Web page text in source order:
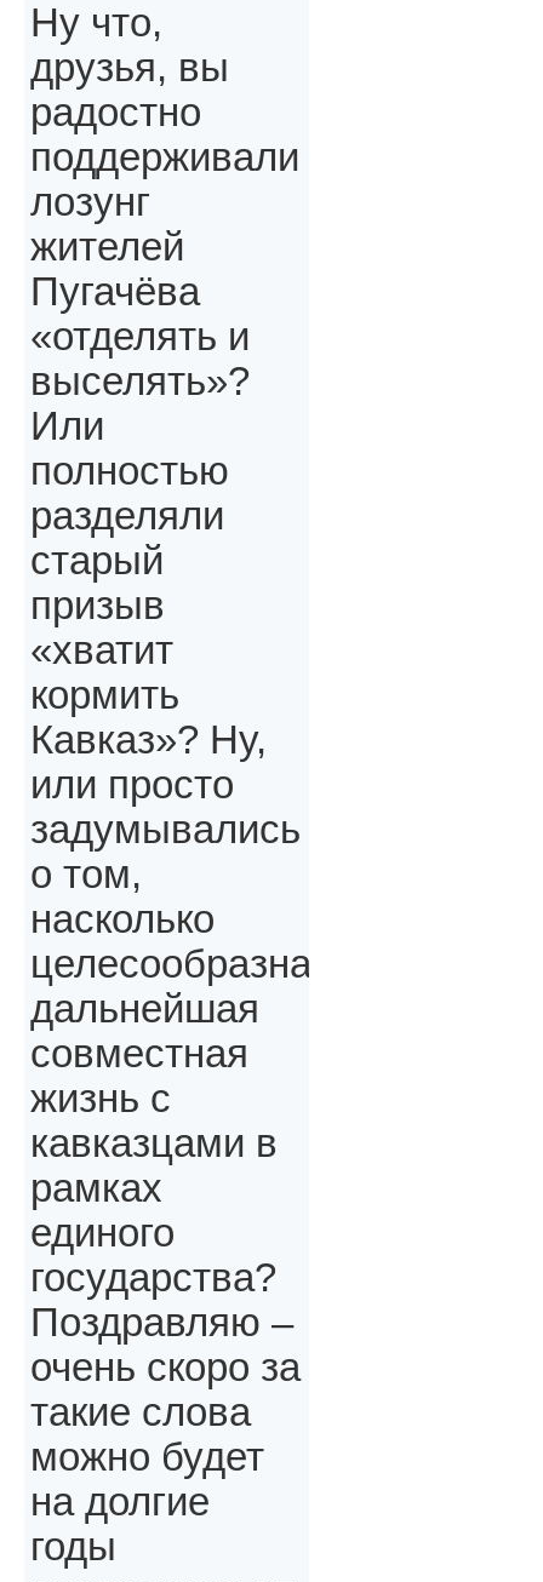
Ну что,
друзья, вы
радостно
поддерживали
лозунг
жителей
Пугачёва
«отделять и
выселять»?
Или
полностью
разделяли
старый
призыв
«хватит
кормить
Кавказ»? Ну,
или просто
задумывались
о том,
насколько
целесообразна
дальнейшая
совместная
жизнь с
кавказцами в
рамках
единого
государства?
Поздравляю –
очень скоро за
такие слова
можно будет
на долгие
годы